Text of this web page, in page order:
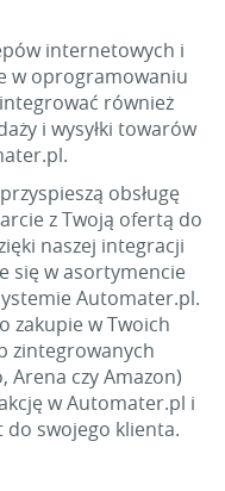
internetowych i
w oprogramowaniu
również
i wysyłki towarów
obsługę
z Twoją ofertą do
naszej integracji
się w asortymencie
Automater.pl.
zakupie w Twoich
zintegrowanych
Arena czy Amazon)
w Automater.pl i
swojego klienta.